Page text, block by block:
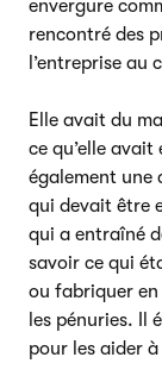
envergure
rencontré des
l’entreprise au
Elle avait du
ce qu’elle
également une
qui devait être
qui a entraîné
savoir ce qui
ou fabriquer
les pénuries. Il
pour les aider